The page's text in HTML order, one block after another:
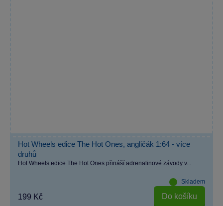
Hot Wheels edice The Hot Ones, angličák 1:64 - více
druhů
Hot Wheels edice The Hot Ones přináší adrenalinové závody v...
Skladem
199 Kč Do košíku